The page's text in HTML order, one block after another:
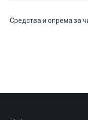
Средства и опрема за